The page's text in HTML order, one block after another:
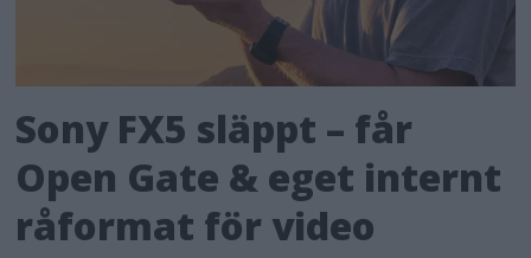
Sony FX5 släppt – får
Open Gate & eget internt
råformat för video